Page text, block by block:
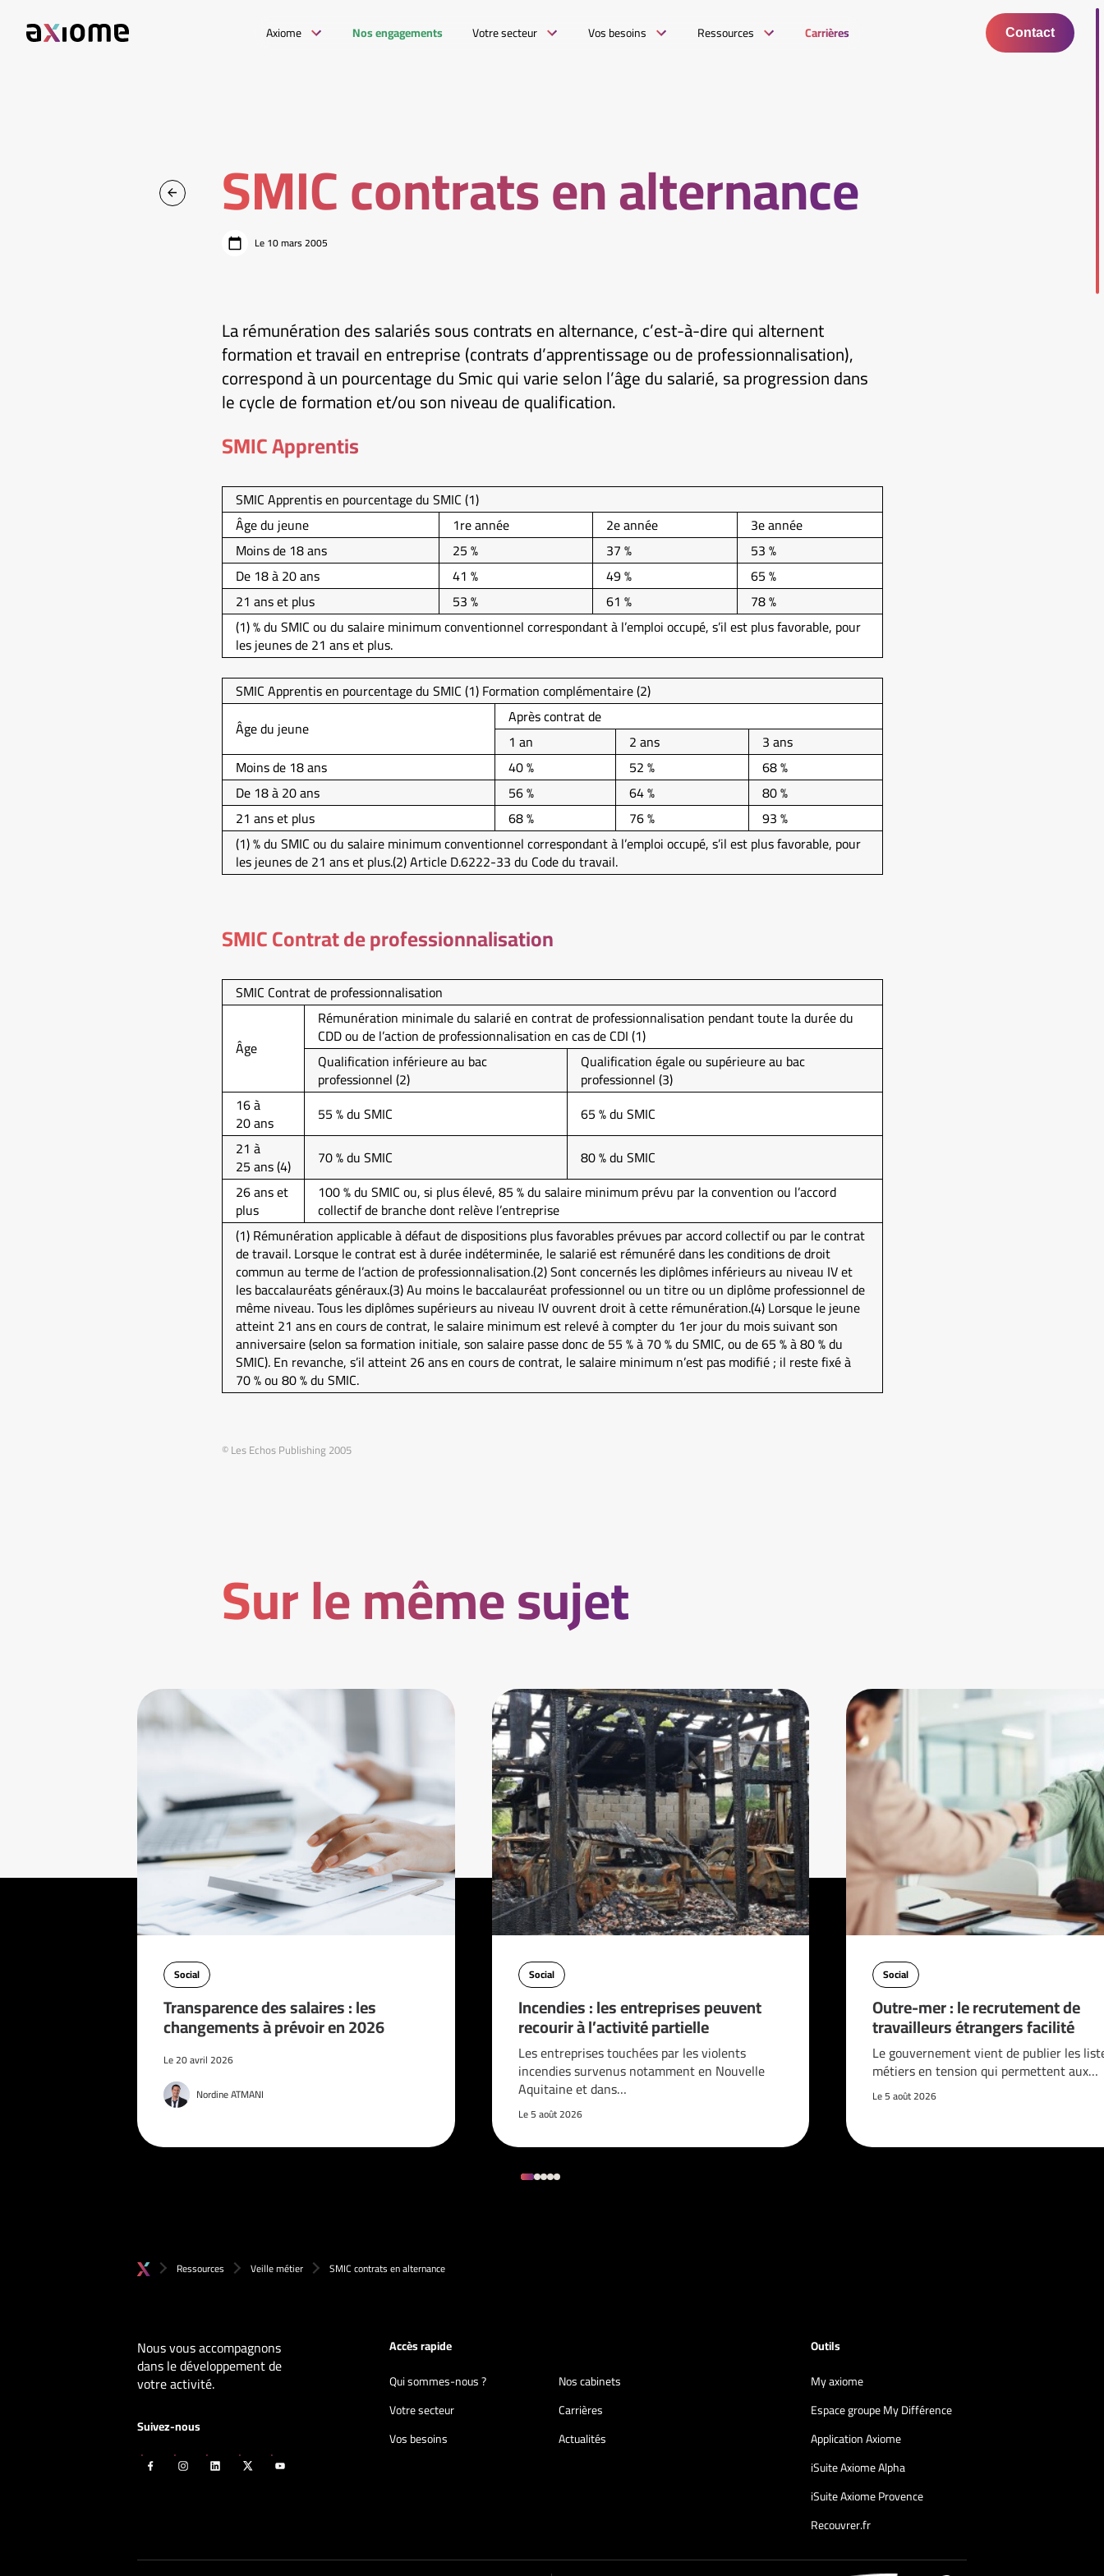
Axiome Nos engagements Votre secteur Vos besoins Ressources Carrières Contact
SMIC contrats en alternance
Le 10 mars 2005
La rémunération des salariés sous contrats en alternance, c’est-à-dire qui alternent
formation et travail en entreprise (contrats d’apprentissage ou de professionnalisation),
correspond à un pourcentage du Smic qui varie selon l’âge du salarié, sa progression dans
le cycle de formation et/ou son niveau de qualification.
SMIC Apprentis
SMIC Apprentis en pourcentage du SMIC (1)
Âge du jeune
1re année 2e année
3e année
Moins de 18 ans
25 % 37 %
53 %
De 18 à 20 ans
41 % 49 %
65 %
21 ans et plus
53 % 61 %
78 %
(1) % du SMIC ou du salaire minimum conventionnel correspondant à l’emploi occupé, s’il est plus favorable, pour
les jeunes de 21 ans et plus.
SMIC Apprentis en pourcentage du SMIC (1) Formation complémentaire (2)
Âge du jeune
Après contrat de
1 an
2 ans
3 ans
Moins de 18 ans
40 % 52 %
68 %
De 18 à 20 ans
56 % 64 %
80 %
21 ans et plus
68 % 76 %
93 %
(1) % du SMIC ou du salaire minimum conventionnel correspondant à l’emploi occupé, s’il est plus favorable, pour
les jeunes de 21 ans et plus.(2) Article D.6222-33 du Code du travail.
SMIC Contrat de professionnalisation
SMIC Contrat de professionnalisation
Âge
Rémunération minimale du salarié en contrat de professionnalisation pendant toute la durée du
CDD ou de l’action de professionnalisation en cas de CDI (1)
Qualification inférieure au bac
professionnel (2)
Qualification égale ou supérieure au bac
professionnel (3)
16 à
20 ans 55 % du SMIC
65 % du SMIC
21 à
25 ans (4) 70 % du SMIC
80 % du SMIC
26 ans et
plus
100 % du SMIC ou, si plus élevé, 85 % du salaire minimum prévu par la convention ou l’accord
collectif de branche dont relève l’entreprise
(1) Rémunération applicable à défaut de dispositions plus favorables prévues par accord collectif ou par le contrat
de travail. Lorsque le contrat est à durée indéterminée, le salarié est rémunéré dans les conditions de droit
commun au terme de l’action de professionnalisation.(2) Sont concernés les diplômes inférieurs au niveau IV et
les baccalauréats généraux.(3) Au moins le baccalauréat professionnel ou un titre ou un diplôme professionnel de
même niveau. Tous les diplômes supérieurs au niveau IV ouvrent droit à cette rémunération.(4) Lorsque le jeune
atteint 21 ans en cours de contrat, le salaire minimum est relevé à compter du 1er jour du mois suivant son
anniversaire (selon sa formation initiale, son salaire passe donc de 55 % à 70 % du SMIC, ou de 65 % à 80 % du
SMIC). En revanche, s’il atteint 26 ans en cours de contrat, le salaire minimum n’est pas modifié ; il reste fixé à
70 % ou 80 % du SMIC.
© Les Echos Publishing 2005
Sur le même sujet
Social
Transparence des salaires : les
changements à prévoir en 2026
Le 20 avril 2026
Nordine ATMANI
Social
Incendies : les entreprises peuvent
recourir à l’activité partielle
Les entreprises touchées par les violents
incendies survenus notamment en Nouvelle
Aquitaine et dans…
Le 5 août 2026
Social
Outre-mer : le recrutement de
travailleurs étrangers facilité
Le gouvernement vient de publier les
métiers en tension qui permettent aux…
Le 5 août 2026
Ressources Veille métier SMIC contrats en alternance
Nous vous accompagnons
dans le développement de
votre activité.
Suivez-nous
Accès rapide
Qui sommes-nous ?
Nos cabinets
Votre secteur
Carrières
Vos besoins
Actualités
Outils
My axiome
Espace groupe My Différence
Application Axiome
iSuite Axiome Alpha
iSuite Axiome Provence
Recouvrer.fr